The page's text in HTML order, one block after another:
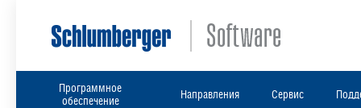
Программное
обеспечение
Направления Сервис